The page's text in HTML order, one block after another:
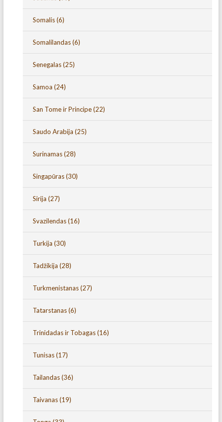
Somalis(6)
Somalilandas(6)
Senegalas(25)
Samoa (24)
San Tome ir Principe(22)
Saudo Arabija (25)
Surinamas(28)
Singapūras(30)
Sirija (27)
Svazilendas(16)
Turkija (30)
Tadžikija (28)
Turkmenistanas(27)
Tatarstanas(6)
Trinidadas ir Tobagas(16)
Tunisas(17)
Tailandas(36)
Taivanas(19)